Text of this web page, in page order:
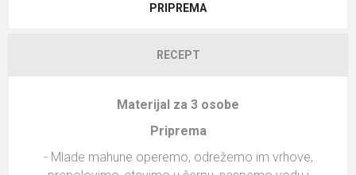
PRIPREMA
RECEPT
Materijal za 3 osobe
Priprema
- Mlade mahune operemo, odrežemo im vrhove,